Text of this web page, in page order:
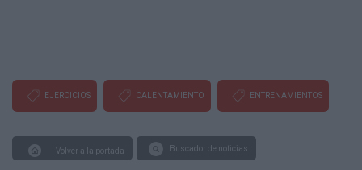
EJERCICIOS CALENTAMIENTO ENTRENAMIENTOS
Volver a la portada Buscador de noticias